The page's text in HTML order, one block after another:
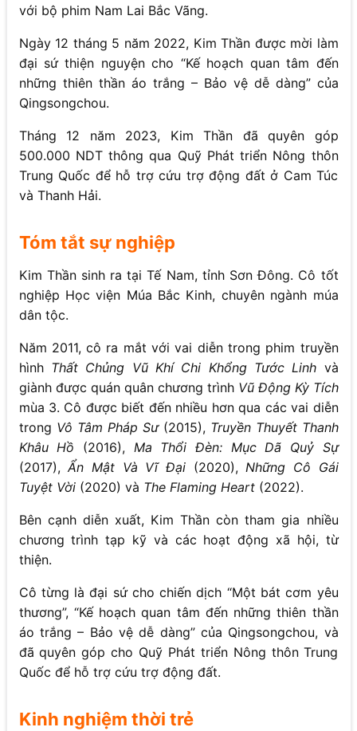
với bộ phim Nam Lai Bắc Vãng.
Ngày 12 tháng 5 năm 2022, Kim Thần được mời làm
đại sứ thiện nguyện cho “Kế hoạch quan tâm đến
những thiên thần áo trắng – Bảo vệ dễ dàng” của
Qingsongchou.
Tháng 12 năm 2023, Kim Thần đã quyên góp
500.000 NDT thông qua Quỹ Phát triển Nông thôn
Trung Quốc để hỗ trợ cứu trợ động đất ở Cam Túc
và Thanh Hải.
Tóm tắt sự nghiệp
Kim Thần sinh ra tại Tế Nam, tỉnh Sơn Đông. Cô tốt
nghiệp Học viện Múa Bắc Kinh, chuyên ngành múa
dân tộc.
Năm 2011, cô ra mắt với vai diễn trong phim truyền
hình Thất Chủng Vũ Khí Chi Khổng Tước Linh và
giành được quán quân chương trình Vũ Động Kỳ Tích
mùa 3. Cô được biết đến nhiều hơn qua các vai diễn
trong Vô Tâm Pháp Sư(2015), Truyền Thuyết Thanh
Khâu Hồ (2016), Ma Thổi Đèn: Mục Dã Quỷ Sự
(2017),Ẩn Mật Và Vĩ Đại(2020),Những Cô Gái
Tuyệt Vời(2020) và The Flaming Heart(2022).
Bên cạnh diễn xuất, Kim Thần còn tham gia nhiều
chương trình tạp kỹ và các hoạt động xã hội, từ
thiện.
Cô từng là đại sứ cho chiến dịch “Một bát cơm yêu
thương”, “Kế hoạch quan tâm đến những thiên thần
áo trắng – Bảo vệ dễ dàng” của Qingsongchou, và
đã quyên góp cho Quỹ Phát triển Nông thôn Trung
Quốc để hỗ trợ cứu trợ động đất.
Kinh nghiệm thời trẻ